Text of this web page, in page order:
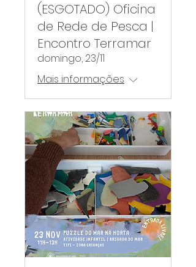
(ESGOTADO) Oficina
de Rede de Pesca |
Encontro Terramar
domingo, 23/11
Mais informações